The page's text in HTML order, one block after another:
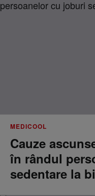
MEDICOOL
Cauze
în rândul
sedentare la